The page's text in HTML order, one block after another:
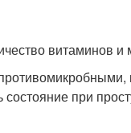
витаминов
при